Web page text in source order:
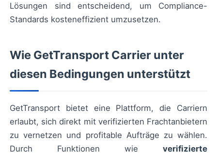
Lösungen sind entscheidend, um Compliance-
Standards kosteneffizient umzusetzen.
Wie GetTransport Carrier unter
diesen Bedingungen unterstützt
GetTransport bietet eine Plattform, die Carriern
erlaubt, sich direkt mit verifizierten Frachtanbietern
zu vernetzen und profitable Aufträge zu wählen.
Durch Funktionen wie verifizierte